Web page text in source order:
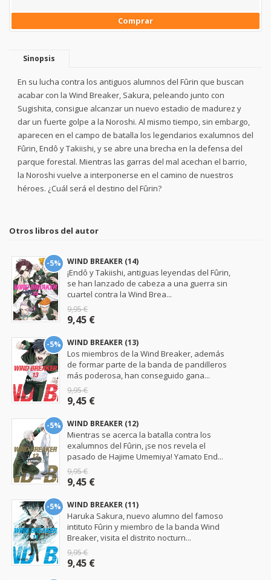
Comprar
Sinopsis
En su lucha contra los antiguos alumnos del Fûrin que buscan
acabar con la Wind Breaker, Sakura, peleando junto con
Sugishita, consigue alcanzar un nuevo estadio de madurez y
dar un fuerte golpe a la Noroshi. Al mismo tiempo, sin embargo,
aparecen en el campo de batalla los legendarios exalumnos del
Fûrin, Endô y Takiishi, y se abre una brecha en la defensa del
parque forestal. Mientras las garras del mal acechan el barrio,
la Noroshi vuelve a interponerse en el camino de nuestros
héroes. ¿Cuál será el destino del Fûrin?
Otros libros del autor
-5% WIND BREAKER (14)
¡Endô y Takiishi, antiguas leyendas del Fûrin,
se han lanzado de cabeza a una guerra sin
cuartel contra la Wind Brea...
9,95 €
9,45 €
-5% WIND BREAKER (13)
Los miembros de la Wind Breaker, además
de formar parte de la banda de pandilleros
más poderosa, han conseguido gana...
9,95 €
9,45 €
-5% WIND BREAKER (12)
Mientras se acerca la batalla contra los
exalumnos del Fûrin, ¡se nos revela el
pasado de Hajime Umemiya! Yamato End...
9,95 €
9,45 €
-5% WIND BREAKER (11)
Haruka Sakura, nuevo alumno del famoso
intituto Fûrin y miembro de la banda Wind
Breaker, visita el distrito nocturn...
9,95 €
9,45 €